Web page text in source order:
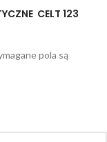
CELT 123
pola są